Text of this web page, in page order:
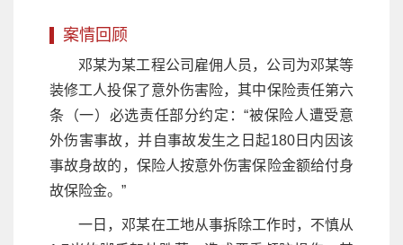
案情回顾
邓某为某工程公司雇佣人员，公司为邓某等
装修工人投保了意外伤害险，其中保险责任第六
条（一）必选责任部分约定：“被保险人遭受意
外伤害事故，并自事故发生之日起180日内因该
事故身故的，保险人按意外伤害保险金额给付身
故保险金。”
一日，邓某在工地从事拆除工作时，不慎从